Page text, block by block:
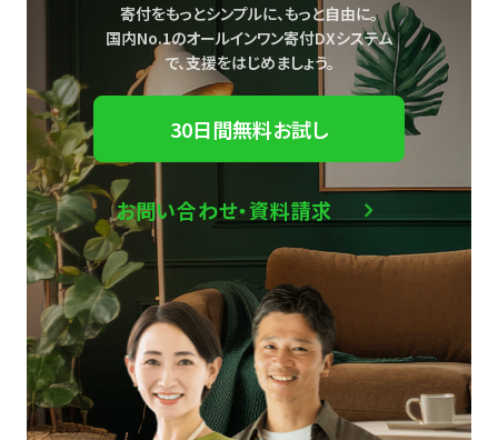
寄付をもっとシンプルに、もっと自由に。
国内No.1のオールインワン寄付DXシステム
で、支援をはじめましょう。
30日間無料お試し
お問い合わせ・資料請求